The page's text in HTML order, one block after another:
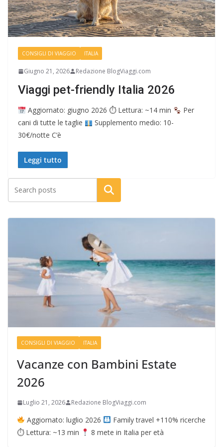
CONSIGLI DI VIAGGIO ITALIA
Giugno 21, 2026 Redazione BlogViaggi.com
Viaggi pet-friendly Italia 2026
Aggiornato: giugno 2026 ⏱ Lettura: ~14 min
Per
cani di tutte le taglie
Supplemento medio: 10-
30€/notte C’è
Leggi tutto
Cerca
CONSIGLI DI VIAGGIO ITALIA
Vacanze con Bambini Estate
2026
Luglio 21, 2026 Redazione BlogViaggi.com
Aggiornato: luglio 2026
Family travel +110% ricerche
⏱ Lettura: ~13 min
8 mete in Italia per età